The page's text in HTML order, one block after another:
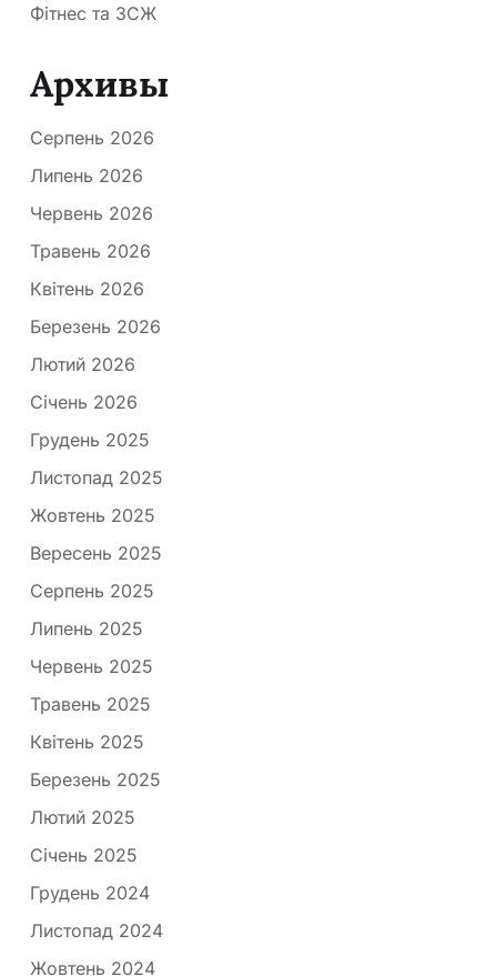
Фітнес та ЗСЖ
Архивы
Серпень 2026
Липень 2026
Червень 2026
Травень 2026
Квітень 2026
Березень 2026
Лютий 2026
Січень 2026
Грудень 2025
Листопад 2025
Жовтень 2025
Вересень 2025
Серпень 2025
Липень 2025
Червень 2025
Травень 2025
Квітень 2025
Березень 2025
Лютий 2025
Січень 2025
Грудень 2024
Листопад 2024
Жовтень 2024